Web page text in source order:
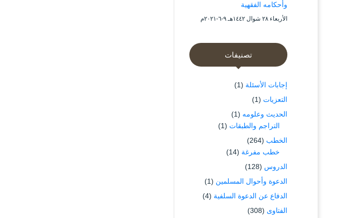
وأحكامه الفقهية
الأربعاء ۲۸ شوال ۱٤٤۲هـ ۹-٦-۲۰۲۱م
تصنيفات
إجابات الأسئلة (1)
التعزيات (1)
الحديث وعلومه (1)
التراجم والطبقات (1)
الخطب (264)
خطب مفرغة (14)
الدروس (128)
الدعوة وأحوال المسلمين (1)
الدفاع عن الدعوة السلفية (4)
الفتاوى (308)